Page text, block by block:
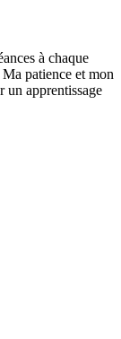
à chaque
patience et mon
un apprentissage